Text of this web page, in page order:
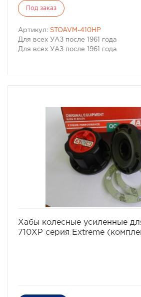
Под заказ
Артикул: STOAVM-410HP
Для всех УАЗ после 1961 года
Для всех УАЗ после 1961 года
Хабы колесные усиленные
710XP серия Extreme